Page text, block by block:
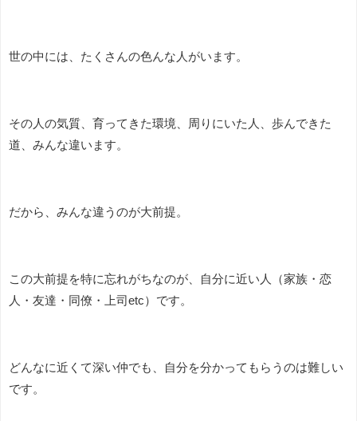
世の中には、たくさんの色んな人がいます。
その人の気質、育ってきた環境、周りにいた人、歩んできた
道、みんな違います。
だから、みんな違うのが大前提。
この大前提を特に忘れがちなのが、自分に近い人（家族・恋
人・友達・同僚・上司etc）です。
どんなに近くて深い仲でも、自分を分かってもらうのは難しい
です。